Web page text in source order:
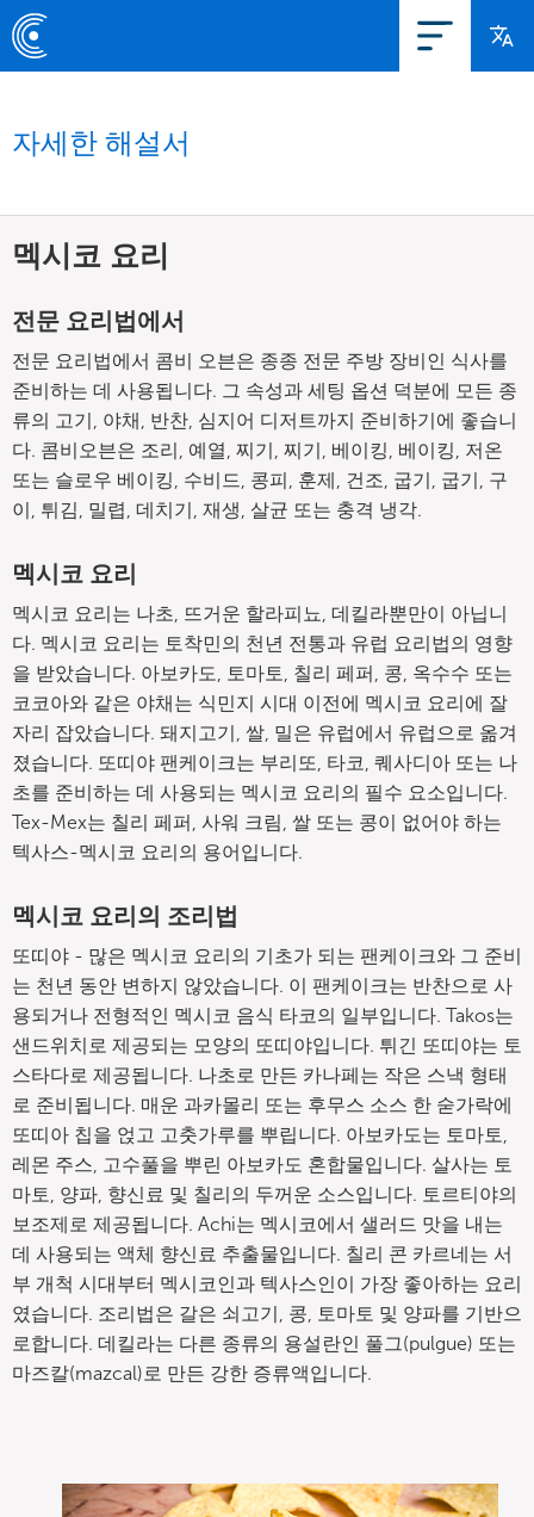
자세한 해설서
멕시코 요리
전문 요리법에서
전문 요리법에서 콤비 오븐은 종종 전문 주방 장비인 식사를
준비하는 데 사용됩니다. 그 속성과 세팅 옵션 덕분에 모든 종
류의 고기, 야채, 반찬, 심지어 디저트까지 준비하기에 좋습니
다. 콤비오븐은 조리, 예열, 찌기, 찌기, 베이킹, 베이킹, 저온
또는 슬로우 베이킹, 수비드, 콩피, 훈제, 건조, 굽기, 굽기, 구
이, 튀김, 밀렵, 데치기, 재생, 살균 또는 충격 냉각.
멕시코 요리
멕시코 요리는 나초, 뜨거운 할라피뇨, 데킬라뿐만이 아닙니
다. 멕시코 요리는 토착민의 천년 전통과 유럽 요리법의 영향
을 받았습니다. 아보카도, 토마토, 칠리 페퍼, 콩, 옥수수 또는
코코아와 같은 야채는 식민지 시대 이전에 멕시코 요리에 잘
자리 잡았습니다. 돼지고기, 쌀, 밀은 유럽에서 유럽으로 옮겨
졌습니다. 또띠야 팬케이크는 부리또, 타코, 퀘사디아 또는 나
초를 준비하는 데 사용되는 멕시코 요리의 필수 요소입니다.
Tex-Mex는 칠리 페퍼, 사워 크림, 쌀 또는 콩이 없어야 하는
텍사스-멕시코 요리의 용어입니다.
멕시코 요리의 조리법
또띠야 - 많은 멕시코 요리의 기초가 되는 팬케이크와 그 준비
는 천년 동안 변하지 않았습니다. 이 팬케이크는 반찬으로 사
용되거나 전형적인 멕시코 음식 타코의 일부입니다. Takos는
샌드위치로 제공되는 모양의 또띠야입니다. 튀긴 또띠야는 토
스타다로 제공됩니다. 나초로 만든 카나페는 작은 스낵 형태
로 준비됩니다. 매운 과카몰리 또는 후무스 소스 한 숟가락에
또띠아 칩을 얹고 고춧가루를 뿌립니다. 아보카도는 토마토,
레몬 주스, 고수풀을 뿌린 아보카도 혼합물입니다. 살사는 토
마토, 양파, 향신료 및 칠리의 두꺼운 소스입니다. 토르티야의
보조제로 제공됩니다. Achi는 멕시코에서 샐러드 맛을 내는
데 사용되는 액체 향신료 추출물입니다. 칠리 콘 카르네는 서
부 개척 시대부터 멕시코인과 텍사스인이 가장 좋아하는 요리
였습니다. 조리법은 갈은 쇠고기, 콩, 토마토 및 양파를 기반으
로합니다. 데킬라는 다른 종류의 용설란인 풀그(pulgue) 또는
마즈칼(mazcal)로 만든 강한 증류액입니다.